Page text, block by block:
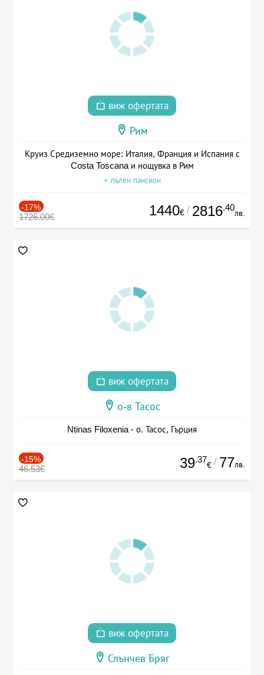
виж офертата
Рим
Круиз Средиземно море: Италия, Франция и Испания с
Costa Toscana и нощувка в Рим
+ пълен пансион
-17%
1726.00€ 1440€ / 2816.40
лв.
виж офертата
о-в Тасос
Ntinas Filoxenia - о. Тасос, Гърция
-15%
46.53€ 39.37
€ / 77лв.
виж офертата
Слънчев Бряг